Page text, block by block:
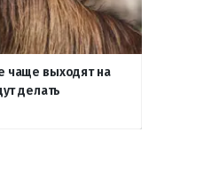
чаще выходят на
делать